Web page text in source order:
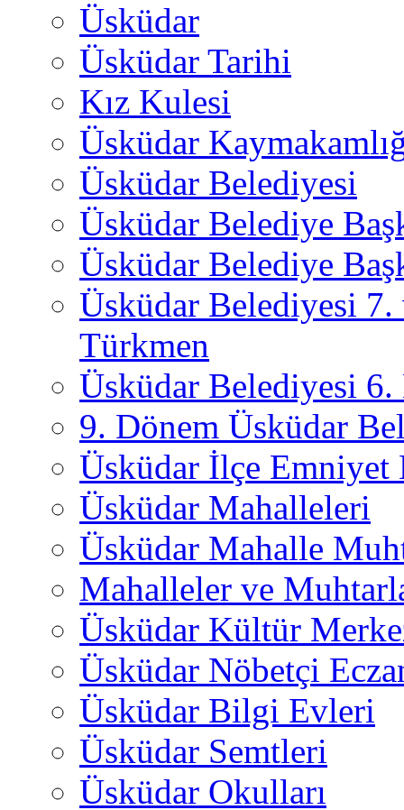
Üsküdar
Üsküdar Tarihi
Kız Kulesi
Üsküdar
Üsküdar Belediyesi
Üsküdar Belediye
Üsküdar Belediye
Üsküdar Belediyesi
Türkmen
Üsküdar Belediyesi 6.
9. Dönem Üsküdar
Üsküdar İlçe
Üsküdar Mahalleleri
Üsküdar Mahalle
Mahalleler ve
Üsküdar Kültür
Üsküdar Nöbetçi
Üsküdar Bilgi Evleri
Üsküdar Semtleri
Üsküdar Okulları